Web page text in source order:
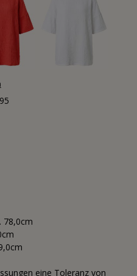
78,0cm
eine Toleranz von